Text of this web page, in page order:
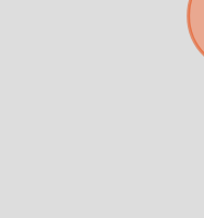
Déjanos tus